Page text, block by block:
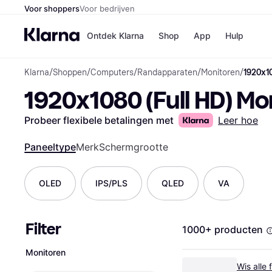
Voor shoppersVoor bedrijven
Ontdek Klarna Shop
Winkels
MediaMarkt
Bol
H&M
Winkeloverzicht
App Hulp
Klarna/Shoppen/Computers/Randapparaten/Monitoren/
1920x1080 (Full HD)
Probeer flexibele betalingen met Leer hoe
PaneeltypeMerkSchermgrootte
OLED IPS/PLS QLED VA
Filter
Monitoren
1000+ producten
Wis alle